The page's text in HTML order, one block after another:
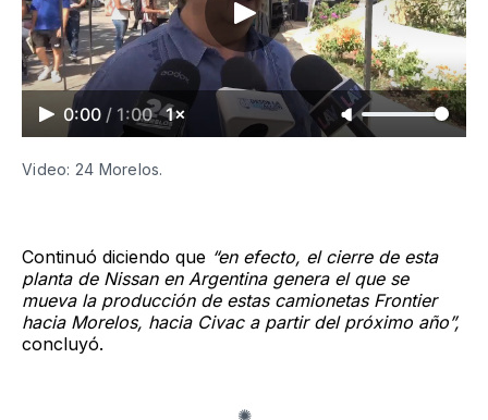
0:00 / 1:00 1×
Video: 24 Morelos.
Continuó diciendo que “en efecto, el cierre de esta
planta de Nissan en Argentina genera el que se
mueva la producción de estas camionetas Frontier
hacia Morelos, hacia Civac a partir del próximo año”,
concluyó.